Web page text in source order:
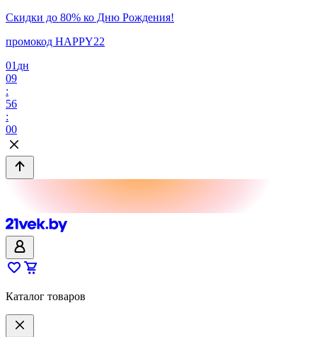
Скидки до 80% ко Дню Рождения!
промокод HAPPY22
01 дн
09
:
56
:
00
Каталог товаров